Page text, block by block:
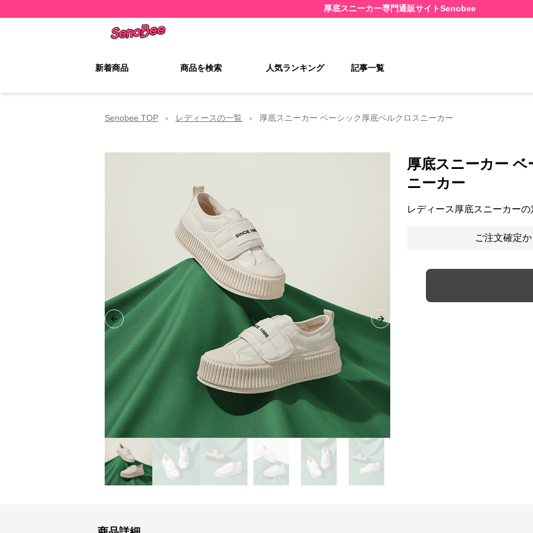
厚底スニーカー専門通販サイトSenobee
新着商品 商品を検索 人気ランキング 記事一覧
Senobee TOP › レディースの一覧 › 厚底スニーカー ベーシック厚底ベルクロスニーカー
Previous slide Next slide
厚底スニーカー
ニーカー
レディース厚底スニーカー
ご注文確定